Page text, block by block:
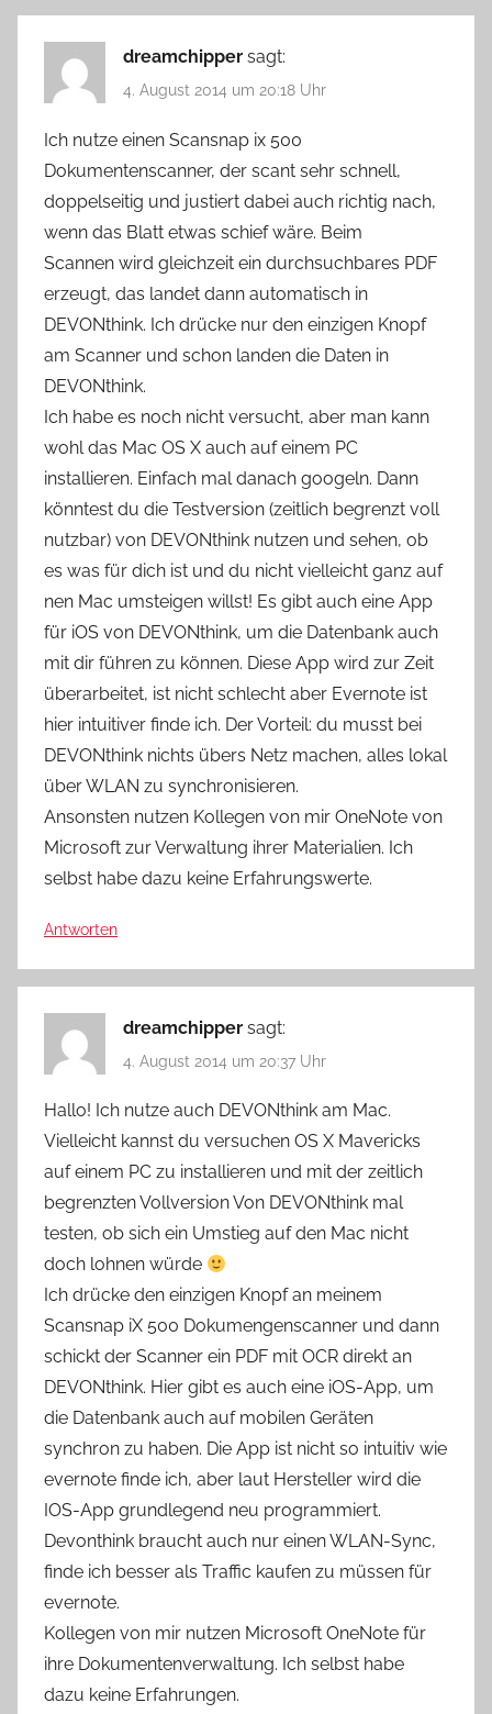
dreamchipper sagt:
4. August 2014 um 20:18 Uhr
Ich nutze einen Scansnap ix 500
Dokumentenscanner, der scant sehr schnell,
doppelseitig und justiert dabei auch richtig nach,
wenn das Blatt etwas schief wäre. Beim
Scannen wird gleichzeit ein durchsuchbares PDF
erzeugt, das landet dann automatisch in
DEVONthink. Ich drücke nur den einzigen Knopf
am Scanner und schon landen die Daten in
DEVONthink.
Ich habe es noch nicht versucht, aber man kann
wohl das Mac OS X auch auf einem PC
installieren. Einfach mal danach googeln. Dann
könntest du die Testversion (zeitlich begrenzt voll
nutzbar) von DEVONthink nutzen und sehen, ob
es was für dich ist und du nicht vielleicht ganz auf
nen Mac umsteigen willst! Es gibt auch eine App
für iOS von DEVONthink, um die Datenbank auch
mit dir führen zu können. Diese App wird zur Zeit
überarbeitet, ist nicht schlecht aber Evernote ist
hier intuitiver finde ich. Der Vorteil: du musst bei
DEVONthink nichts übers Netz machen, alles lokal
über WLAN zu synchronisieren.
Ansonsten nutzen Kollegen von mir OneNote von
Microsoft zur Verwaltung ihrer Materialien. Ich
selbst habe dazu keine Erfahrungswerte.
Antworten
dreamchipper sagt:
4. August 2014 um 20:37 Uhr
Hallo! Ich nutze auch DEVONthink am Mac.
Vielleicht kannst du versuchen OS X Mavericks
auf einem PC zu installieren und mit der zeitlich
begrenzten Vollversion Von DEVONthink mal
testen, ob sich ein Umstieg auf den Mac nicht
doch lohnen würde
Ich drücke den einzigen Knopf an meinem
Scansnap iX 500 Dokumengenscanner und dann
schickt der Scanner ein PDF mit OCR direkt an
DEVONthink. Hier gibt es auch eine iOS-App, um
die Datenbank auch auf mobilen Geräten
synchron zu haben. Die App ist nicht so intuitiv wie
evernote finde ich, aber laut Hersteller wird die
IOS-App grundlegend neu programmiert.
Devonthink braucht auch nur einen WLAN-Sync,
finde ich besser als Traffic kaufen zu müssen für
evernote.
Kollegen von mir nutzen Microsoft OneNote für
ihre Dokumentenverwaltung. Ich selbst habe
dazu keine Erfahrungen.